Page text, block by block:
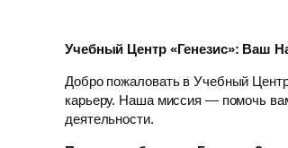
Учебный Центр «Генезис»: Ваш
Добро пожаловать в Учебный
карьеру. Наша миссия — помочь
деятельности.